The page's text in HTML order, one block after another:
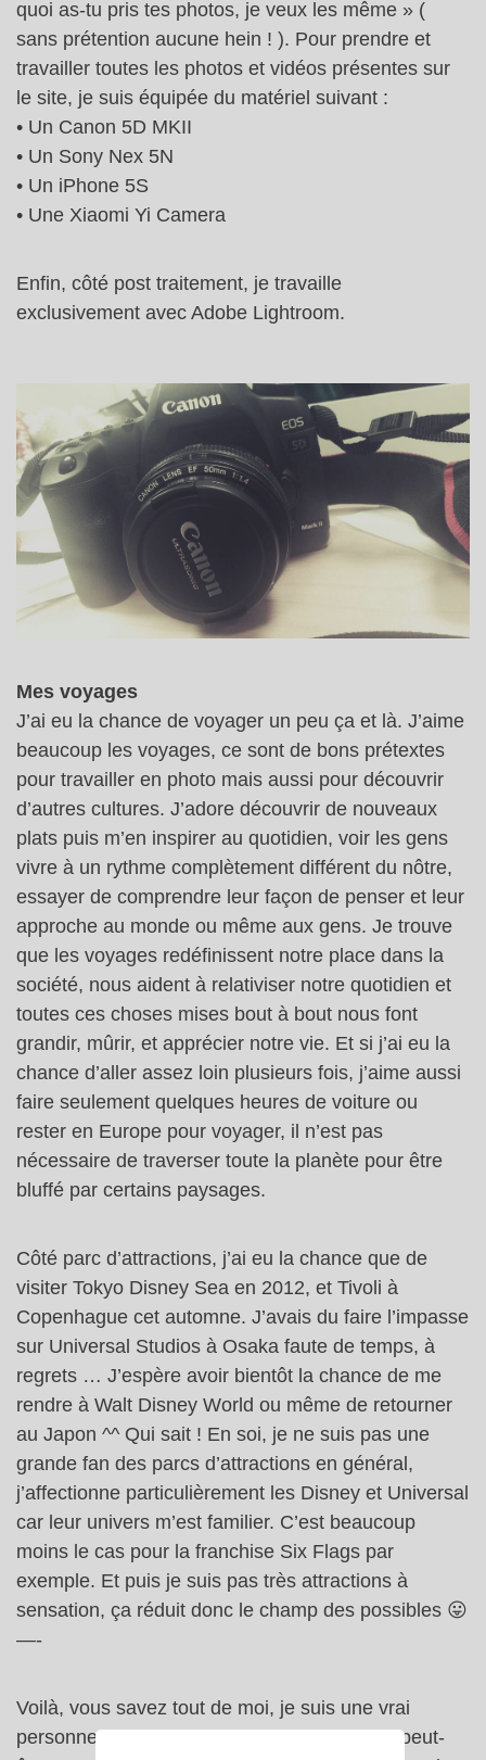
quoi as-tu pris tes photos, je veux les même » (
sans prétention aucune hein ! ). Pour prendre et
travailler toutes les photos et vidéos présentes sur
le site, je suis équipée du matériel suivant :
• Un Canon 5D MKII
• Un Sony Nex 5N
• Un iPhone 5S
• Une Xiaomi Yi Camera
Enfin, côté post traitement, je travaille
exclusivement avec Adobe Lightroom.
Mes voyages
J’ai eu la chance de voyager un peu ça et là. J’aime
beaucoup les voyages, ce sont de bons prétextes
pour travailler en photo mais aussi pour découvrir
d’autres cultures. J’adore découvrir de nouveaux
plats puis m’en inspirer au quotidien, voir les gens
vivre à un rythme complètement différent du nôtre,
essayer de comprendre leur façon de penser et leur
approche au monde ou même aux gens. Je trouve
que les voyages redéfinissent notre place dans la
société, nous aident à relativiser notre quotidien et
toutes ces choses mises bout à bout nous font
grandir, mûrir, et apprécier notre vie. Et si j’ai eu la
chance d’aller assez loin plusieurs fois, j’aime aussi
faire seulement quelques heures de voiture ou
rester en Europe pour voyager, il n’est pas
nécessaire de traverser toute la planète pour être
bluffé par certains paysages.
Côté parc d’attractions, j’ai eu la chance que de
visiter Tokyo Disney Sea en 2012, et Tivoli à
Copenhague cet automne. J’avais du faire l’impasse
sur Universal Studios à Osaka faute de temps, à
regrets … J’espère avoir bientôt la chance de me
rendre à Walt Disney World ou même de retourner
au Japon ^^ Qui sait ! En soi, je ne suis pas une
grande fan des parcs d’attractions en général,
j’affectionne particulièrement les Disney et Universal
car leur univers m’est familier. C’est beaucoup
moins le cas pour la franchise Six Flags par
exemple. Et puis je suis pas très attractions à
sensation, ça réduit donc le champ des possibles 😛
—-
Voilà, vous savez tout de moi, je suis une vrai
personne, une vrai fan de Disneyland Paris, peut-